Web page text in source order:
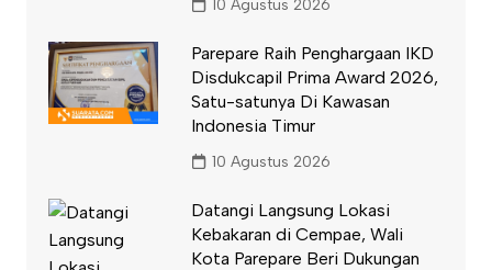
10 Agustus 2026
Parepare Raih Penghargaan IKD
Disdukcapil Prima Award 2026,
Satu-satunya Di Kawasan
Indonesia Timur
10 Agustus 2026
Datangi Langsung Lokasi
Kebakaran di Cempae, Wali
Kota Parepare Beri Dukungan